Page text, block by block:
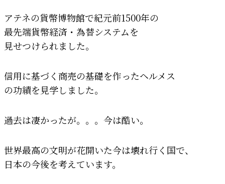
アテネの貨幣博物館で紀元前1500年の
最先端貨幣経済・為替システムを
見せつけられました。
信用に基づく商売の基礎を作ったヘルメス
の功績を見学しました。
過去は凄かったが。。。今は酷い。
世界最高の文明が花開いた今は壊れ行く国で、
日本の今後を考えています。